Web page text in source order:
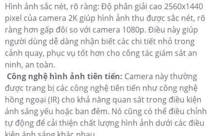
Hình ảnh sắc nét, rõ ràng: Độ phân giải cao 2560x1440
pixel của camera 2K giúp hình ảnh thu được sắc nét, rõ
ràng hơn gấp đôi so với camera 1080p. Điều này giúp
người dùng dễ dàng nhận biết các chi tiết nhỏ trong
cảnh quay, phục vụ tốt hơn cho công tác giám sát an
ninh, an toàn.
Công nghệ hình ảnh tiên tiến: Camera này thường
được trang bị các công nghệ tiên tiến như công nghệ
hồng ngoại (IR) cho khả năng quan sát trong điều kiện
ánh sáng yếu hoặc ban đêm. Nó cũng có thể điều chỉnh
tự động để cải thiện chất lượng hình ảnh dưới các điều